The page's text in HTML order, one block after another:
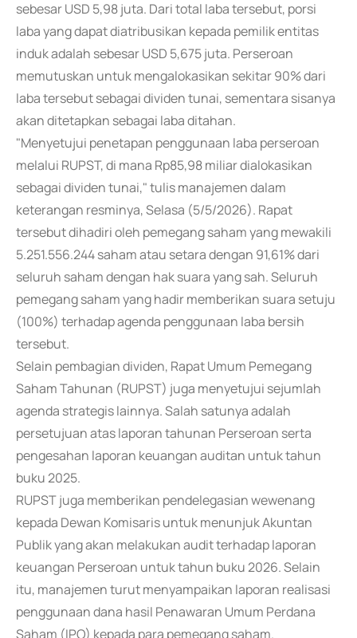
sebesar USD 5,98 juta. Dari total laba tersebut, porsi
laba yang dapat diatribusikan kepada pemilik entitas
induk adalah sebesar USD 5,675 juta. Perseroan
memutuskan untuk mengalokasikan sekitar 90% dari
laba tersebut sebagai dividen tunai, sementara sisanya
akan ditetapkan sebagai laba ditahan.
"Menyetujui penetapan penggunaan laba perseroan
melalui RUPST, di mana Rp85,98 miliar dialokasikan
sebagai dividen tunai," tulis manajemen dalam
keterangan resminya, Selasa (5/5/2026). Rapat
tersebut dihadiri oleh pemegang saham yang mewakili
5.251.556.244 saham atau setara dengan 91,61% dari
seluruh saham dengan hak suara yang sah. Seluruh
pemegang saham yang hadir memberikan suara setuju
(100%) terhadap agenda penggunaan laba bersih
tersebut.
Selain pembagian dividen, Rapat Umum Pemegang
Saham Tahunan (RUPST) juga menyetujui sejumlah
agenda strategis lainnya. Salah satunya adalah
persetujuan atas laporan tahunan Perseroan serta
pengesahan laporan keuangan auditan untuk tahun
buku 2025.
RUPST juga memberikan pendelegasian wewenang
kepada Dewan Komisaris untuk menunjuk Akuntan
Publik yang akan melakukan audit terhadap laporan
keuangan Perseroan untuk tahun buku 2026. Selain
itu, manajemen turut menyampaikan laporan realisasi
penggunaan dana hasil Penawaran Umum Perdana
Saham (IPO) kepada para pemegang saham.